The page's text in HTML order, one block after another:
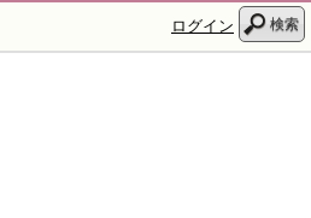
ログイン 検索